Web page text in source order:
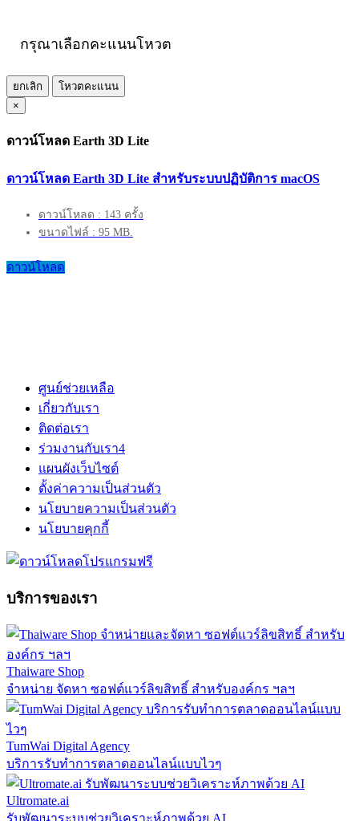
กรุณาเลือกคะแนนโหวต
ยกเลิก
โหวตคะแนน
×
ดาวน์โหลด Earth 3D Lite
ดาวน์โหลด Earth 3D Lite สำหรับระบบปฏิบัติการ macOS
ดาวน์โหลด : 143 ครั้ง
ขนาดไฟล์ : 95 MB.
ดาวน์โหลด
ศูนย์ช่วยเหลือ
เกี่ยวกับเรา
ติดต่อเรา
ร่วมงานกับเรา4
แผนผังเว็บไซต์
ตั้งค่าความเป็นส่วนตัว
นโยบายความเป็นส่วนตัว
นโยบายคุกกี้
บริการของเรา
Thaiware Shop
จำหน่าย จัดหา ซอฟต์แวร์ลิขสิทธิ์ สำหรับองค์กร ฯลฯ
TumWai Digital Agency
บริการรับทำการตลาดออนไลน์แบบไวๆ
Ultromate.ai